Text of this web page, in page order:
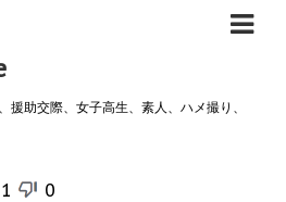
助交際、女子高生、素人、ハメ撮り、
1
0